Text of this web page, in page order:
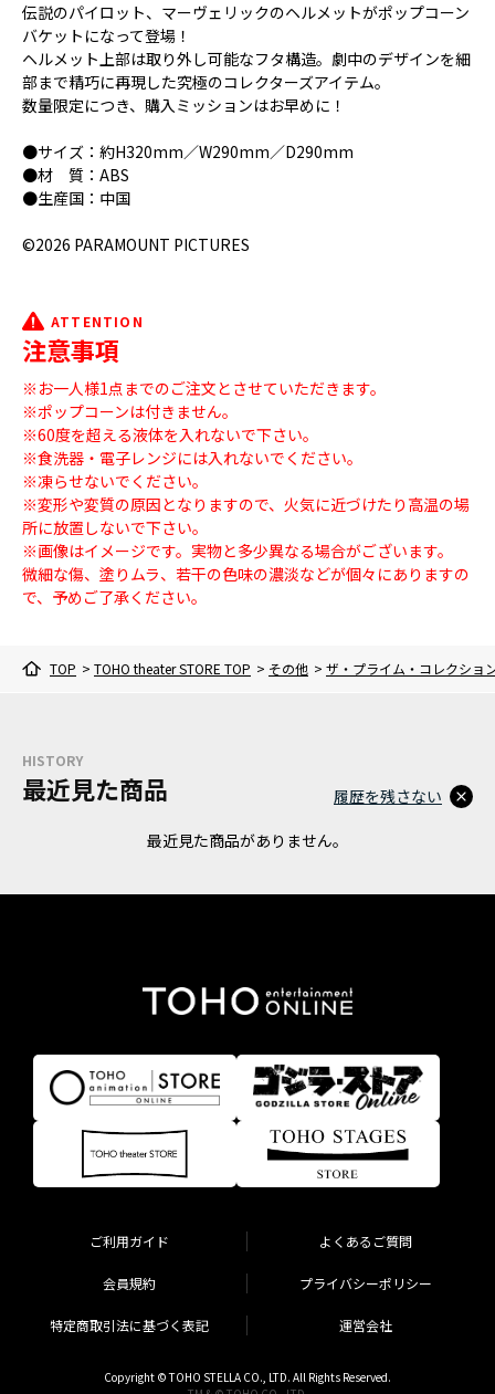
伝説のパイロット、マーヴェリックのヘルメットがポップコーン
バケットになって登場！
ヘルメット上部は取り外し可能なフタ構造。劇中のデザインを細
部まで精巧に再現した究極のコレクターズアイテム。
数量限定につき、購入ミッションはお早めに！
●サイズ：約H320mm／W290mm／D290mm
●材 質：ABS
●生産国：中国
©2026 PARAMOUNT PICTURES
ATTENTION
注意事項
※お一人様1点までのご注文とさせていただきます。
※ポップコーンは付きません。
※60度を超える液体を入れないで下さい。
※食洗器・電子レンジには入れないでください。
※凍らせないでください。
※変形や変質の原因となりますので、火気に近づけたり高温の場
所に放置しないで下さい。
※画像はイメージです。実物と多少異なる場合がございます。
微細な傷、塗りムラ、若干の色味の濃淡などが個々にありますの
で、予めご了承ください。
TOP > TOHO theater STORE TOP > その他 > ザ・プライム・コレクショ
HISTORY
最近見た商品
最近見た商品がありません。
履歴を残さない
ご利用ガイド よくあるご質問
会員規約 プライバシーポリシー
特定商取引法に基づく表記 運営会社
Copyright © TOHO STELLA CO., LTD. All Rights Reserved.